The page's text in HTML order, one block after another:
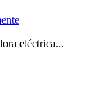
eléctrica...